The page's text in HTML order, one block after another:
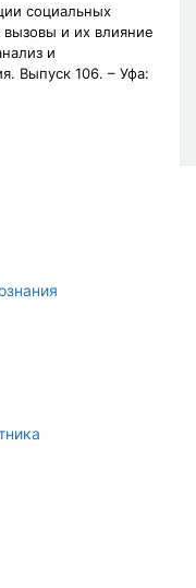
социальных
и их влияние
и
Выпуск 106. – Уфа: